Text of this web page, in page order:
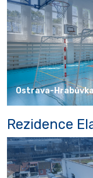
Ostrava-
Rezidence